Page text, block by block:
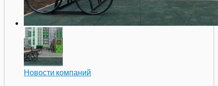
Новости компаний